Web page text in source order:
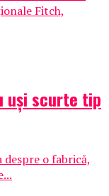
Fitch,
uși scurte tip
o fabrică,